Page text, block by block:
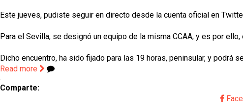
Este jueves, pudiste seguir en directo desde la cuenta oficial en
Para el Sevilla, se designó un equipo de la misma CCAA, y es por
Dicho encuentro, ha sido fijado para las 19 horas, peninsular, y
Read more
Comparte: